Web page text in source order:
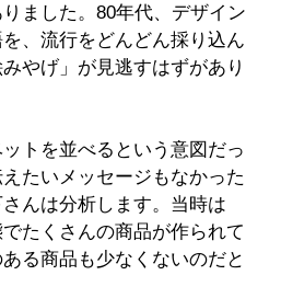
ました。80年代、デザイン
、流行をどんどん採り込ん
やげ」が見逃すはずがあり
トを並べるという意図だっ
たいメッセージもなかった
んは分析します。当時は
でたくさんの商品が作られて
る商品も少なくないのだと